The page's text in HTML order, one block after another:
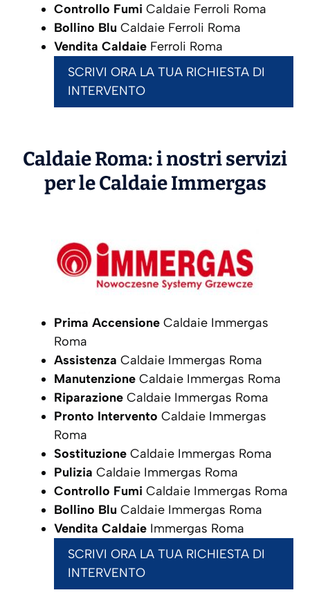
Controllo Fumi Caldaie Ferroli Roma
Bollino Blu Caldaie Ferroli Roma
Vendita Caldaie Ferroli Roma
SCRIVI ORA LA TUA RICHIESTA DI
INTERVENTO
Caldaie Roma: i nostri servizi
per le CaldaieImmergas
Prima Accensione Caldaie Immergas
Roma
Assistenza Caldaie Immergas Roma
Manutenzione Caldaie Immergas Roma
Riparazione Caldaie Immergas Roma
Pronto Intervento Caldaie Immergas
Roma
Sostituzione Caldaie Immergas Roma
Pulizia Caldaie Immergas Roma
Controllo Fumi Caldaie Immergas Roma
Bollino Blu Caldaie Immergas Roma
Vendita Caldaie Immergas Roma
SCRIVI ORA LA TUA RICHIESTA DI
INTERVENTO